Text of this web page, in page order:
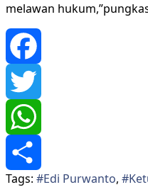
melawan
Facebook
Twitter
WhatsApp
Share
Tags: #Edi Purwanto,